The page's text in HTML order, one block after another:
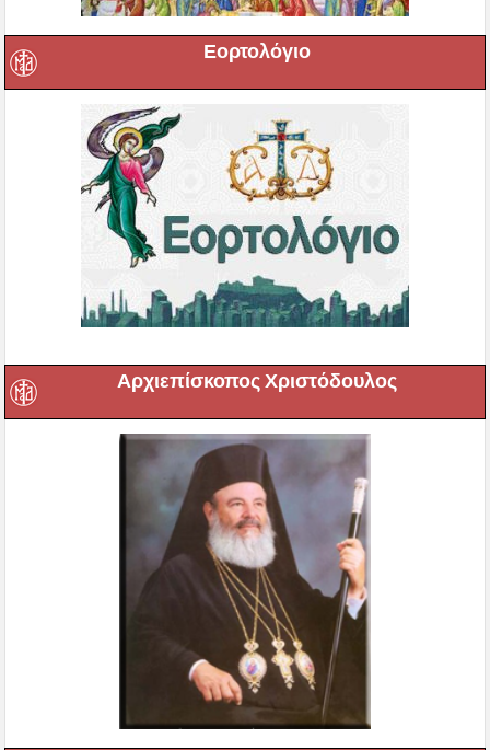
Εορτολόγιο
Αρχιεπίσκοπος Χριστόδουλος